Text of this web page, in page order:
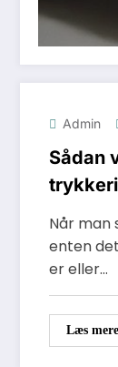
Admin
Sådan
Når man
enten
er eller…
Læs mere